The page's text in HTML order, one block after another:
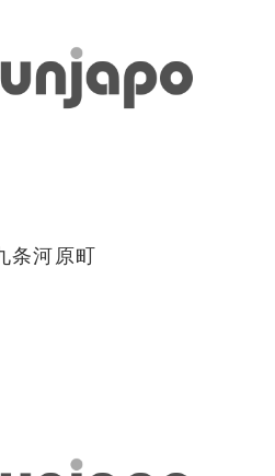
河原町